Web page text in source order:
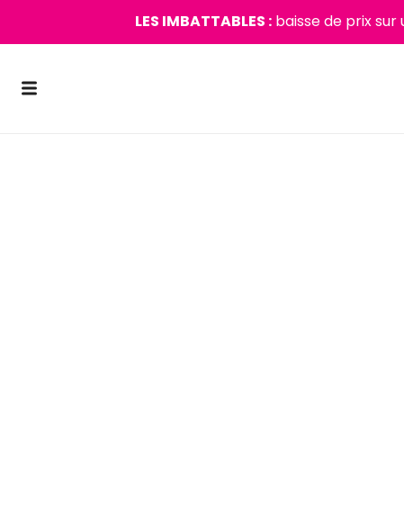
LES IMBATTABLES :baisse de prix sur